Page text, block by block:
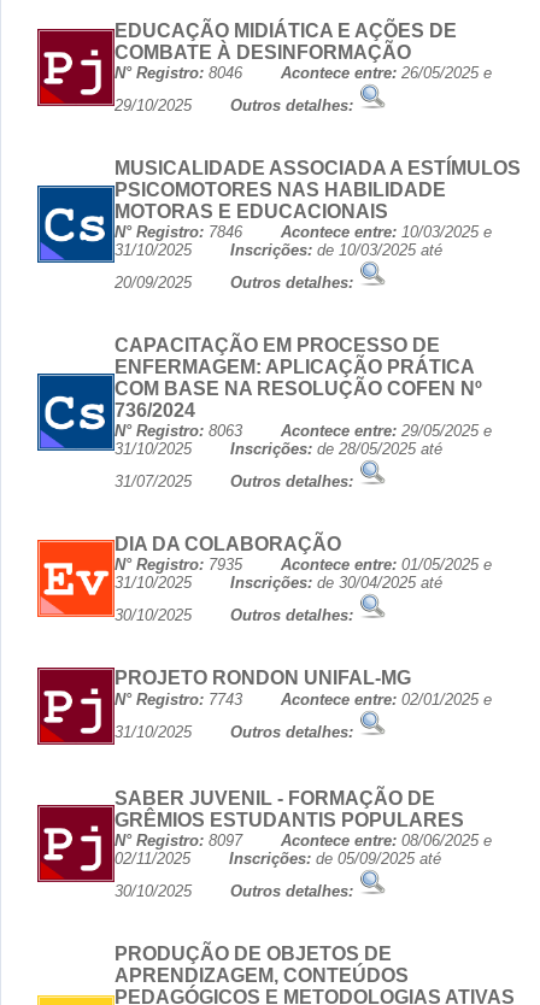
EDUCAÇÃO MIDIÁTICA E AÇÕES DE
COMBATE À DESINFORMAÇÃO
N° Registro: 8046 Acontece entre: 26/05/2025 e
29/10/2025 Outros detalhes:
MUSICALIDADE ASSOCIADA A ESTÍMULOS
PSICOMOTORES NAS HABILIDADE
MOTORAS E EDUCACIONAIS
N° Registro: 7846 Acontece entre: 10/03/2025 e
31/10/2025 Inscrições: de 10/03/2025 até
20/09/2025 Outros detalhes:
CAPACITAÇÃO EM PROCESSO DE
ENFERMAGEM: APLICAÇÃO PRÁTICA
COM BASE NA RESOLUÇÃO COFEN Nº
736/2024
N° Registro: 8063 Acontece entre: 29/05/2025 e
31/10/2025 Inscrições: de 28/05/2025 até
31/07/2025 Outros detalhes:
DIA DA COLABORAÇÃO
N° Registro: 7935 Acontece entre: 01/05/2025 e
31/10/2025 Inscrições: de 30/04/2025 até
30/10/2025 Outros detalhes:
PROJETO RONDON UNIFAL-MG
N° Registro: 7743 Acontece entre: 02/01/2025 e
31/10/2025 Outros detalhes:
SABER JUVENIL - FORMAÇÃO DE
GRÊMIOS ESTUDANTIS POPULARES
N° Registro: 8097 Acontece entre: 08/06/2025 e
02/11/2025 Inscrições: de 05/09/2025 até
30/10/2025 Outros detalhes:
PRODUÇÃO DE OBJETOS DE
APRENDIZAGEM, CONTEÚDOS
PEDAGÓGICOS E METODOLOGIAS ATIVAS